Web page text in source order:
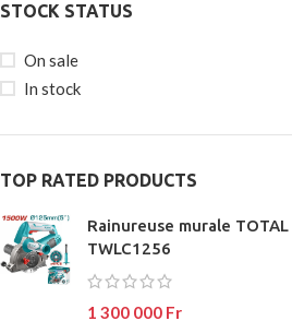
STOCK STATUS
On sale
In stock
TOP RATED PRODUCTS
Rainureuse murale TOTAL
TWLC1256
1 300 000 Fr